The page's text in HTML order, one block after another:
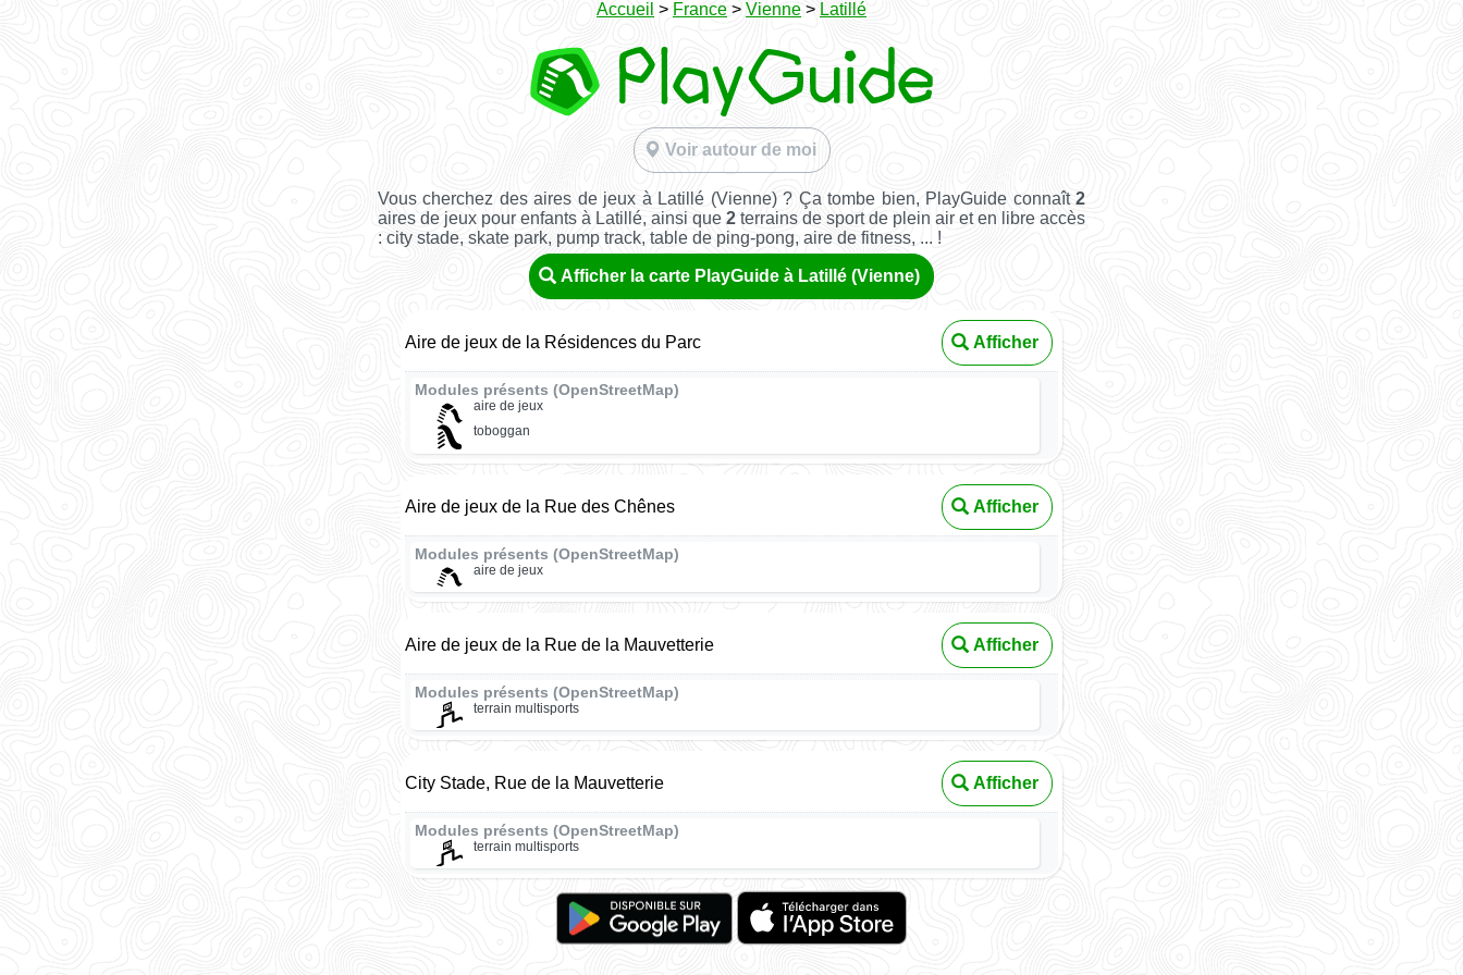
Accueil > France > Vienne > Latillé
Voir autour de moi
Vous cherchez des aires de jeux à Latillé (Vienne) ? Ça tombe bien, PlayGuide connaît 2
aires de jeux pour enfants à Latillé, ainsi que 2 terrains de sport de plein air et en libre accès
: city stade, skate park, pump track, table de ping-pong, aire de fitness, ... !
Afficher la carte PlayGuide à Latillé (Vienne)
Aire de jeux de la Résidences du Parc Afficher
Modules présents (OpenStreetMap)
aire de jeux
toboggan
Aire de jeux de la Rue des Chênes Afficher
Modules présents (OpenStreetMap)
aire de jeux
Aire de jeux de la Rue de la Mauvetterie Afficher
Modules présents (OpenStreetMap)
terrain multisports
City Stade, Rue de la Mauvetterie Afficher
Modules présents (OpenStreetMap)
terrain multisports